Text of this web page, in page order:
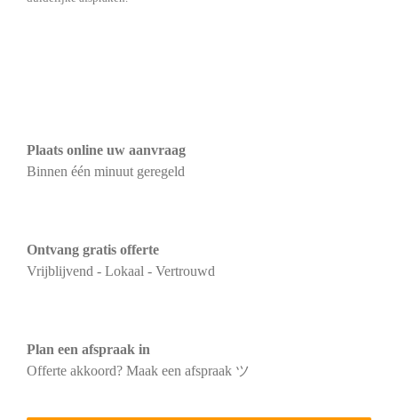
Plaats online uw aanvraag
Binnen één minuut geregeld
Ontvang gratis offerte
Vrijblijvend - Lokaal - Vertrouwd
Plan een afspraak in
Offerte akkoord? Maak een afspraak ツ